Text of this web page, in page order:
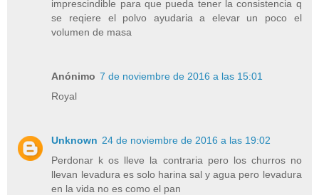
imprescindible para que pueda tener la consistencia q
se reqiere el polvo ayudaria a elevar un poco el
volumen de masa
Anónimo 7 de noviembre de 2016 a las 15:01
Royal
Unknown 24 de noviembre de 2016 a las 19:02
Perdonar k os lleve la contraria pero los churros no
llevan levadura es solo harina sal y agua pero levadura
en la vida no es como el pan